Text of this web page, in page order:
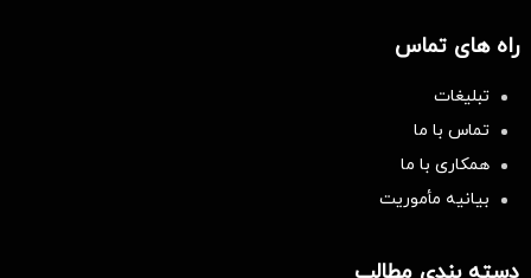
راه های تماس
تبلیغات
تماس با ما
همکاری با ما
بیانیه مأموریت